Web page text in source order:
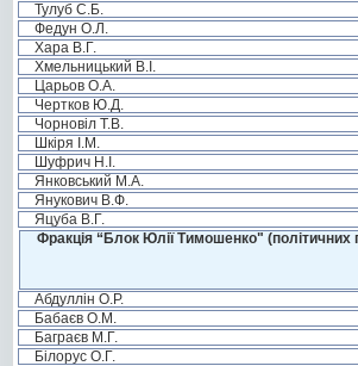
Тулуб С.Б.
Федун О.Л.
Хара В.Г.
Хмельницький В.І.
Царьов О.А.
Чертков Ю.Д.
Чорновіл Т.В.
Шкіря І.М.
Шуфрич Н.І.
Янковський М.А.
Янукович В.Ф.
Яцуба В.Г.
Фракція “Блок Юлії Тимошенко" (політичних
Абдуллін О.Р.
Бабаєв О.М.
Баграєв М.Г.
Білорус О.Г.